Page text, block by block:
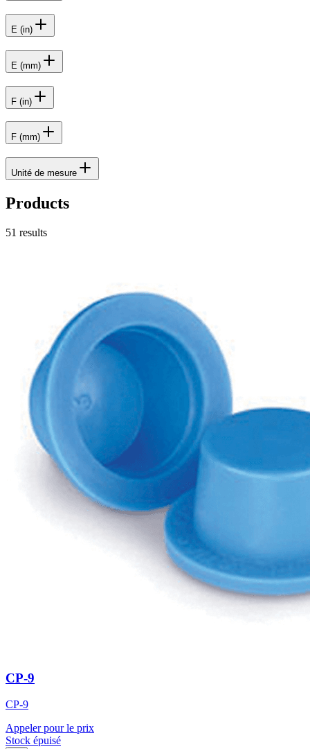
E (in)
E (mm)
F (in)
F (mm)
Unité de mesure
Products
51 results
CP-9
CP-9
Appeler pour le prix
Stock épuisé